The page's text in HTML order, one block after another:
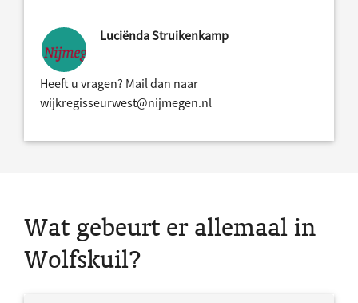
Luciënda Struikenkamp
Heeft u vragen? Mail dan naar
wijkregisseurwest@nijmegen.nl
Wat gebeurt er allemaal in
Wolfskuil?